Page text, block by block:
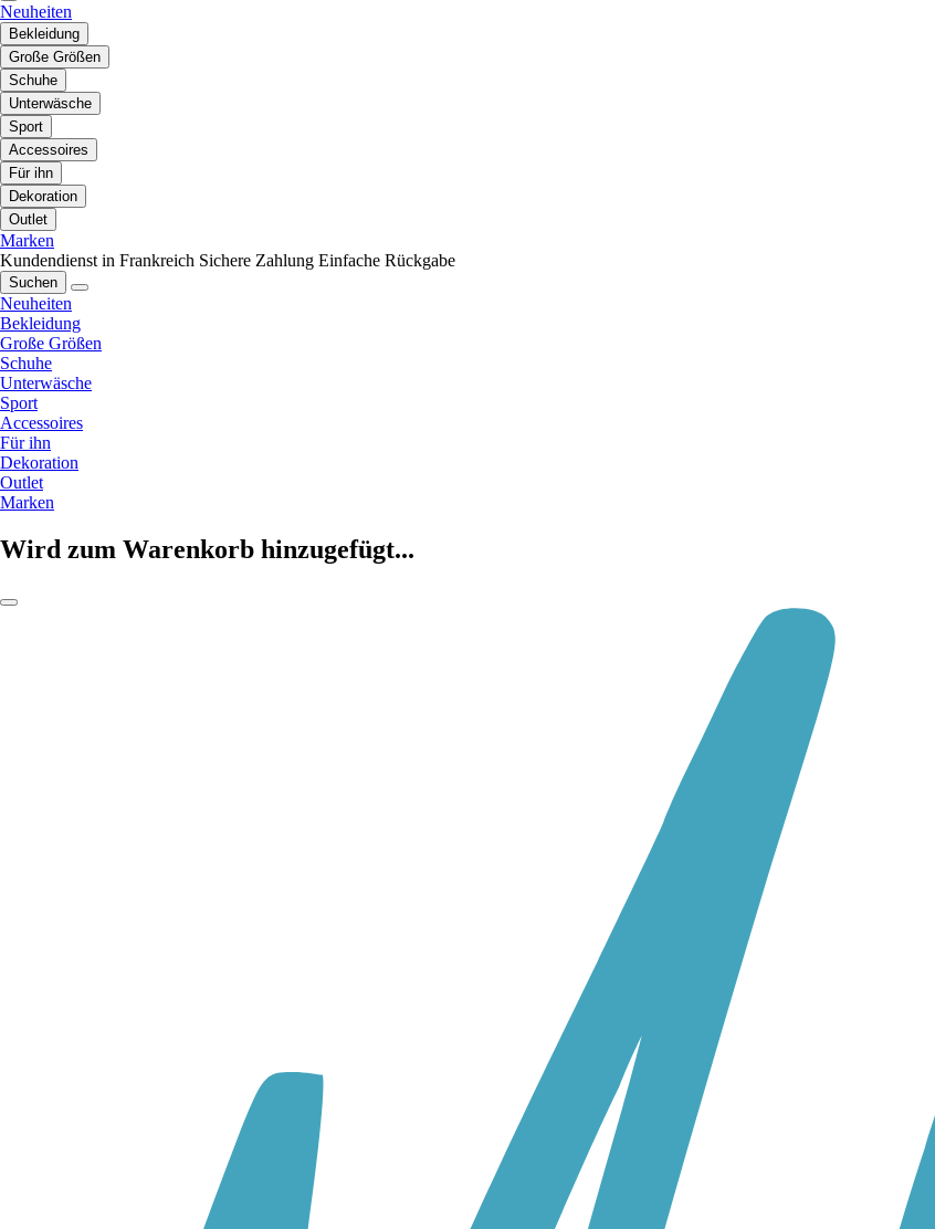
Neuheiten
Bekleidung
Große Größen
Schuhe
Unterwäsche
Sport
Accessoires
Für ihn
Dekoration
Outlet
Marken
Kundendienst in Frankreich Sichere Zahlung Einfache Rückgabe
Suchen
Neuheiten
Bekleidung
Große Größen
Schuhe
Unterwäsche
Sport
Accessoires
Für ihn
Dekoration
Outlet
Marken
Wird zum Warenkorb hinzugefügt...